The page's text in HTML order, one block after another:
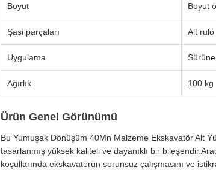
Boyut Boyut
Şasi parçaları Alt rulo
Uygulama
Ağırlık 100 kg
Ürün Genel Görünümü
Bu Yumuşak Dönüşüm 40Mn Malzeme Ekskavatör Alt
tasarlanmış yüksek kaliteli ve dayanıklı bir
koşullarında ekskavatörün sorunsuz çalışmasını ve